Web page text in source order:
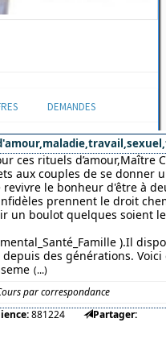
DEMANDES
ces rituels d’amour,Maître
aux couples de se donner
revivre le bonheur d'être à
prennent le droit
un boulot quelques soient
).Il
des générations. Voici
(...)
par correspondance
881224 Partager: